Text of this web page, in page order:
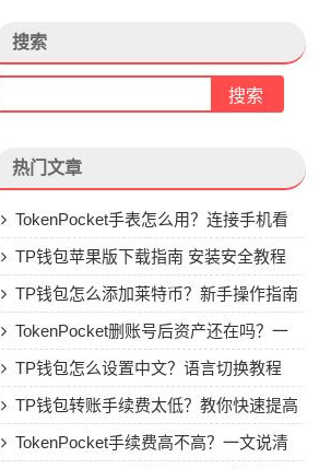
搜索
热门文章
TokenPocket手表怎么用？连接手机看
行情教程
TP钱包苹果版下载指南 安装安全教程
TP钱包怎么添加莱特币？新手操作指南
TokenPocket删账号后资产还在吗？一
文讲清楚
TP钱包怎么设置中文？语言切换教程
TP钱包转账手续费太低？教你快速提高
Gas费
TokenPocket手续费高不高？一文说清